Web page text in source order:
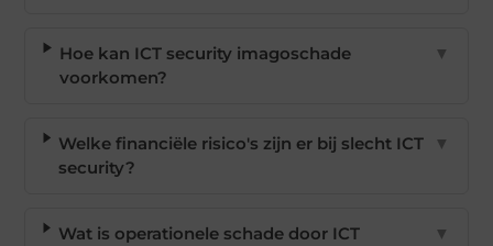
Hoe kan ICT security imagoschade
voorkomen?
▼
Welke financiële risico's zijn er bij slecht ICT
security?
▼
Wat is operationele schade door ICT
▼